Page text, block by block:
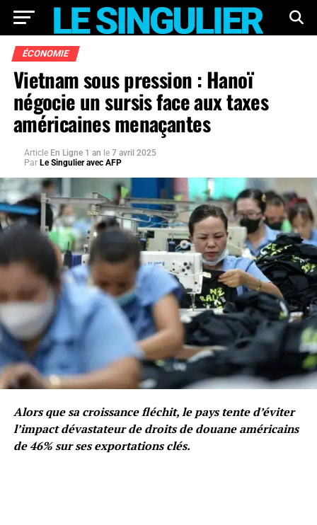
ÉCONOMIE
Vietnam sous pression : Hanoï
négocie un sursis face aux taxes
américaines menaçantes
Article En Ligne 1 an le 7 avril 2025
Par Le Singulier avec AFP
Alors que sa croissance fléchit, le pays tente d’éviter
l’impact dévastateur de droits de douane américains
de 46% sur ses exportations clés.